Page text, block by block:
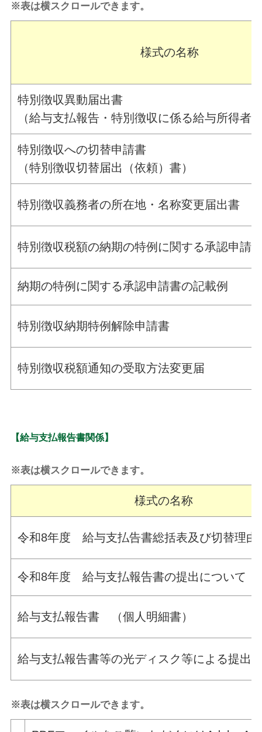
※表は横スクロールできます。
様式の名称
特別徴収異動届出書
（給与支払報告・特別徴収に係る給与所得者
特別徴収への切替申請書
（特別徴収切替届出（依頼）書）
特別徴収義務者の所在地・名称変更届出書
特別徴収税額の納期の特例に関する承認申請
納期の特例に関する承認申請書の記載例
特別徴収納期特例解除申請書
特別徴収税額通知の受取方法変更届
【給与支払報告書関係】
※表は横スクロールできます。
様式の名称
令和8年度 給与支払告書総括表及び切替理由
令和8年度 給与支払報告書の提出について
給与支払報告書 （個人明細書）
給与支払報告書等の光ディスク等による提出
※表は横スクロールできます。